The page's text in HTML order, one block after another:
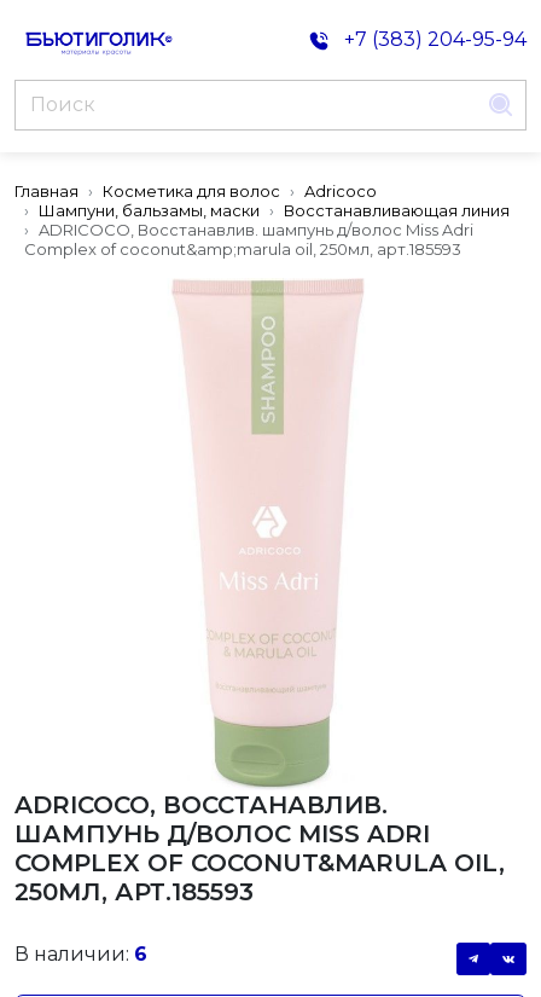
+7 (383) 204-95-94
Главная Косметика для волос
Adricoco
Шампуни, бальзамы, маски
Восстанавливающая линия
ADRICOCO, Восстанавлив. шампунь д/волос Miss Adri
Complex of coconut&amp;marula oil, 250мл, арт.185593
ADRICOCO, ВОССТАНАВЛИВ.
ШАМПУНЬ Д/ВОЛОС MISS ADRI
COMPLEX OF COCONUT&MARULA OIL,
250МЛ, АРТ.185593
В наличии: 6